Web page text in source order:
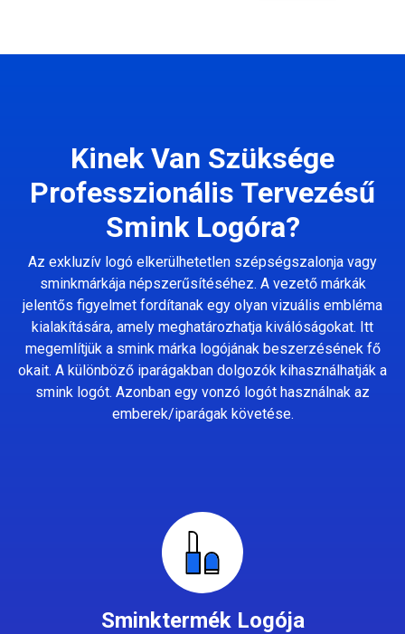
Kinek Van Szüksége
Professzionális Tervezésű
Smink Logóra?
Az exkluzív logó elkerülhetetlen szépségszalonja vagy
sminkmárkája népszerűsítéséhez. A vezető márkák
jelentős figyelmet fordítanak egy olyan vizuális embléma
kialakítására, amely meghatározhatja kiválóságokat. Itt
megemlítjük a smink márka logójának beszerzésének fő
okait. A különböző iparágakban dolgozók kihasználhatják a
smink logót. Azonban egy vonzó logót használnak az
emberek/iparágak követése.
Sminktermék Logója